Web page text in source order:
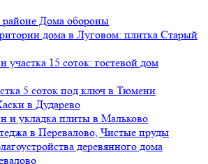
районе Дома обороны
дома в Луговом: плитка Старый
15 соток: гостевой дом
5 соток под ключ в Тюмени
в Дударево
и укладка плиты в Мальково
в Перевалово, Чистые пруды
деревянного дома